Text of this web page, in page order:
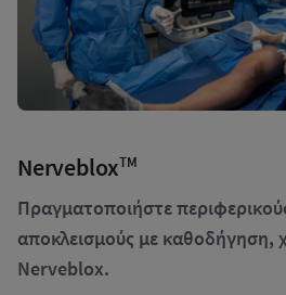
NervebloxTM
Πραγματοποιήστε
αποκλεισμούς με καθοδήγηση,
Nerveblox.